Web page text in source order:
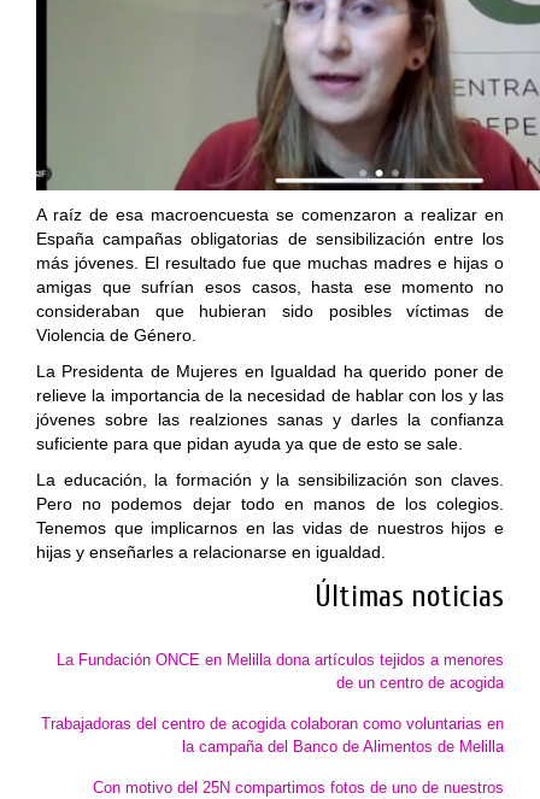
A raíz de esa macroencuesta se comenzaron a realizar en
España campañas obligatorias de sensibilización entre los
más jóvenes. El resultado fue que muchas madres e hijas o
amigas que sufrían esos casos, hasta ese momento no
consideraban que hubieran sido posibles víctimas de
Violencia de Género.
La Presidenta de Mujeres en Igualdad ha querido poner de
relieve la importancia de la necesidad de hablar con los y las
jóvenes sobre las realziones sanas y darles la confianza
suficiente para que pidan ayuda ya que de esto se sale.
La educación, la formación y la sensibilización son claves.
Pero no podemos dejar todo en manos de los colegios.
Tenemos que implicarnos en las vidas de nuestros hijos e
hijas y enseñarles a relacionarse en igualdad.
Últimas noticias
La Fundación ONCE en Melilla dona artículos tejidos a menores
de un centro de acogida
Trabajadoras del centro de acogida colaboran como voluntarias en
la campaña del Banco de Alimentos de Melilla
Con motivo del 25N compartimos fotos de uno de nuestros